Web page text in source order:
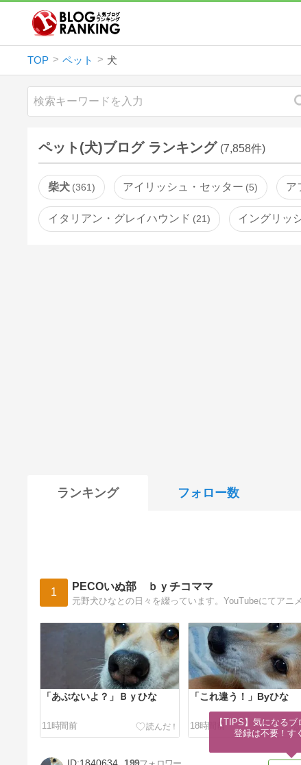
TOP ペット 犬
ペット(犬)ブログ ランキング (7,858件)
柴犬 361 アイリッシュ・セッター 5 ア
イタリアン・グレイハウンド 21 イングリッ
ランキング フォロー数
1 PECOいぬ部 ｂｙチコママ
元野犬ひなとの日々を綴っています。YouTubeにてアニ
「あぶないよ？」Ｂｙひな
11時間前
「これ違う！」Byひな
18時間前
1840634
199
【TIPS】気になるブ
登録は不要！す